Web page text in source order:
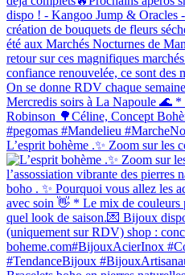
L’esprit bohème .✨ Zoom sur les